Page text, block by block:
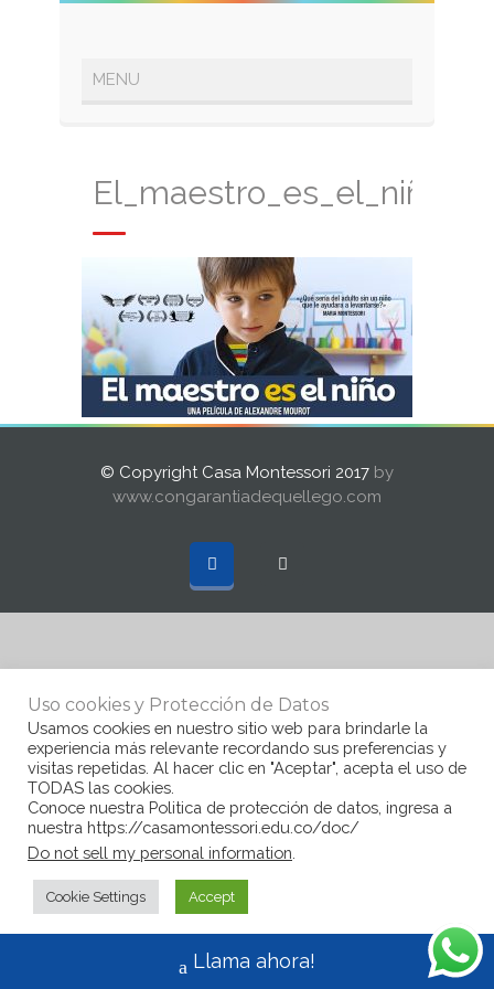
El_maestro_es_el_niño
© Copyright Casa Montessori 2017 by
www.congarantiadequellego.com
Uso cookies y Protección de Datos
Usamos cookies en nuestro sitio web para brindarle la
experiencia más relevante recordando sus preferencias y
visitas repetidas. Al hacer clic en "Aceptar", acepta el uso de
TODAS las cookies.
Conoce nuestra Politica de protección de datos, ingresa a
nuestra https://casamontessori.edu.co/doc/
Do not sell my personal information
Cookie Settings Accept
Llama ahora!